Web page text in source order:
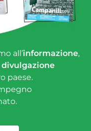
all’informazione,
divulgazione
paese.